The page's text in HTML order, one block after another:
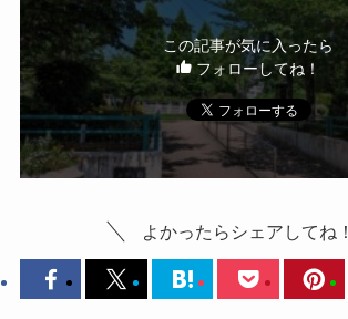
この記事が気に入ったら
フォローしてね！
よかったらシェアしてね！